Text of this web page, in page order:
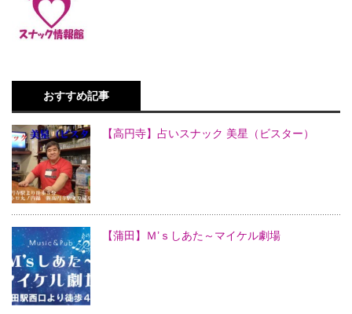
おすすめ記事
【高円寺】占いスナック 美星（ビスター）
【蒲田】Ｍ’ｓしあた～マイケル劇場